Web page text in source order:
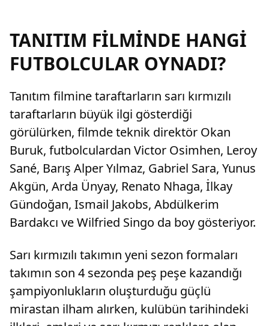
TANITIM FİLMİNDE HANGİ
FUTBOLCULAR OYNADI?
Tanıtım filmine taraftarların sarı kırmızılı
taraftarların büyük ilgi gösterdiği
görülürken, filmde teknik direktör Okan
Buruk, futbolculardan Victor Osimhen, Leroy
Sané, Barış Alper Yılmaz, Gabriel Sara, Yunus
Akgün, Arda Ünyay, Renato Nhaga, İlkay
Gündoğan, Ismail Jakobs, Abdülkerim
Bardakcı ve Wilfried Singo da boy gösteriyor.
Sarı kırmızılı takımın yeni sezon formaları
takımın son 4 sezonda peş peşe kazandığı
şampiyonlukların oluşturduğu güçlü
mirastan ilham alırken, kulübün tarihindeki